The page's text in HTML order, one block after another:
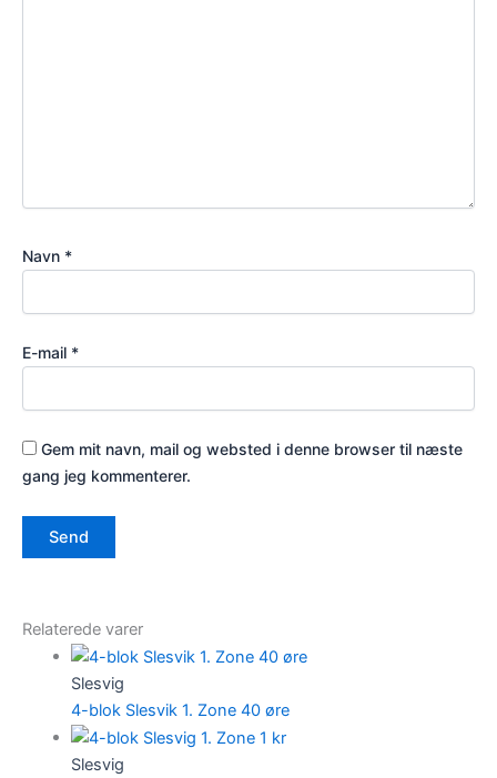
Navn *
E-mail *
Gem mit navn, mail og websted i denne browser til næste
gang jeg kommenterer.
Relaterede varer
Slesvig
4-blok Slesvik 1. Zone 40 øre
Slesvig